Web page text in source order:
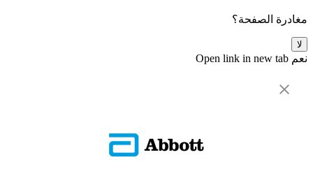
مغادرة الصفحة؟
لا
نعم Open link in new tab